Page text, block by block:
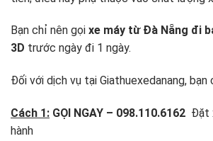
Bạn chỉ nên gọi xe máy từ Đà Nẵng đi
3D trước ngày đi 1 ngày.
Đối với dịch vụ tại Giathuexedanang, bạn
Cách 1: GỌI NGAY – 098.110.6162 Đặt
hành